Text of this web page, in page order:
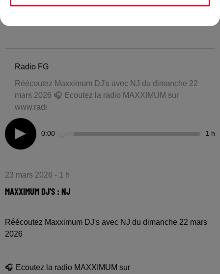
Radio FG
Réécoutez Maxximum DJ's avec NJ du dimanche 22
mars 2026 🎧 Ecoutez la radio MAXXIMUM sur
www.radi
0:00 1 h
23 mars 2026 - 1 h
MAXXIMUM DJ'S : NJ
Réécoutez Maxximum DJ's avec NJ du dimanche 22 mars
2026
🎧 Ecoutez la radio MAXXIMUM sur